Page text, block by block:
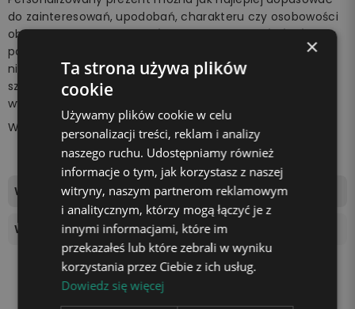
do zainteresowań, upodobań, charakteru czy osobowości
obdarowywanej osoby.Unikatowa lampka z imieniemw
postaci prezentu to wyjątkowa okazja, aby zrobić
niespodziankę bliskiej osobie. Z pewnością wywołasz
szeroki uśmiech na jej twarzy i sprawisz, że poczuje się
wyjątkowo.
Wszystko za sprawą unikalnej lampki marki Plexido!
Wymiary tablicy świetlnej 16,5x10,5cm
Wysokość podstawki 4 cm
×
Ta strona używa plików
cookie
Używamy plików cookie w celu
personalizacji treści, reklam i analizy
naszego ruchu. Udostępniamy również
informacje o tym, jak korzystasz z naszej
witryny, naszym partnerom reklamowym
i analitycznym, którzy mogą łączyć je z
innymi informacjami, które im
przekazałeś lub które zebrali w wyniku
korzystania przez Ciebie z ich usług.
Dowiedz się więcej